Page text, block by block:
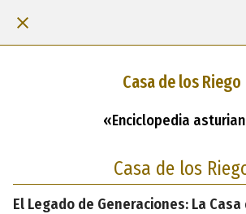
Casa de los Riego
«Enciclopedia
Casa de los
El Legado de Generaciones: La